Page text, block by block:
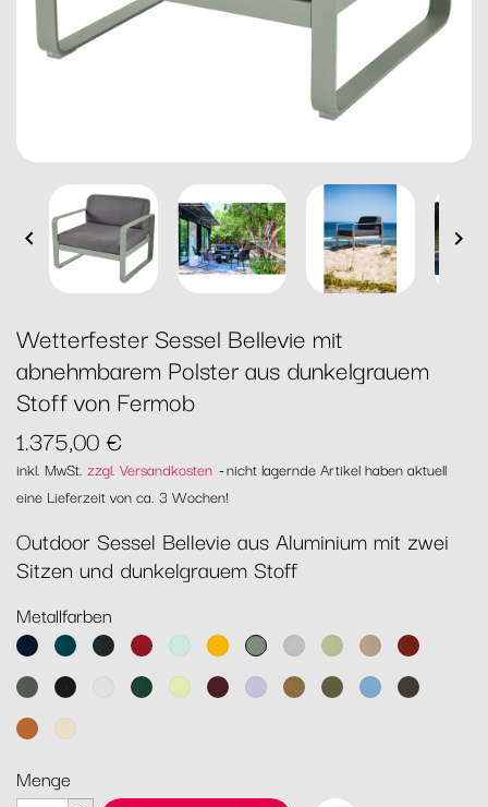
 
Wetterfester Sessel Bellevie mit
abnehmbarem Polster aus dunkelgrauem
Stoff von Fermob
1.375,00 €
inkl. MwSt. zzgl. Versandkosten nicht lagernde Artikel haben aktuell
eine Lieferzeit von ca. 3 Wochen!
Outdoor Sessel Bellevie aus Aluminium mit zwei
Sitzen und dunkelgrauem Stoff
Metallfarben
AbyssblauAcapulcoblau
Anthrazit
Chili Gletscherminze
HonigKaktusLehmgrau
LindgrünMuskatOcker
Rosmarin
Lakritz Baumwollweiß
Zederngrün
Zitronensorbet
Schwarzkirsche
Marshmallo
Lebkuchen
PestoMayaTonka
Kandierte
Latte-
Menge